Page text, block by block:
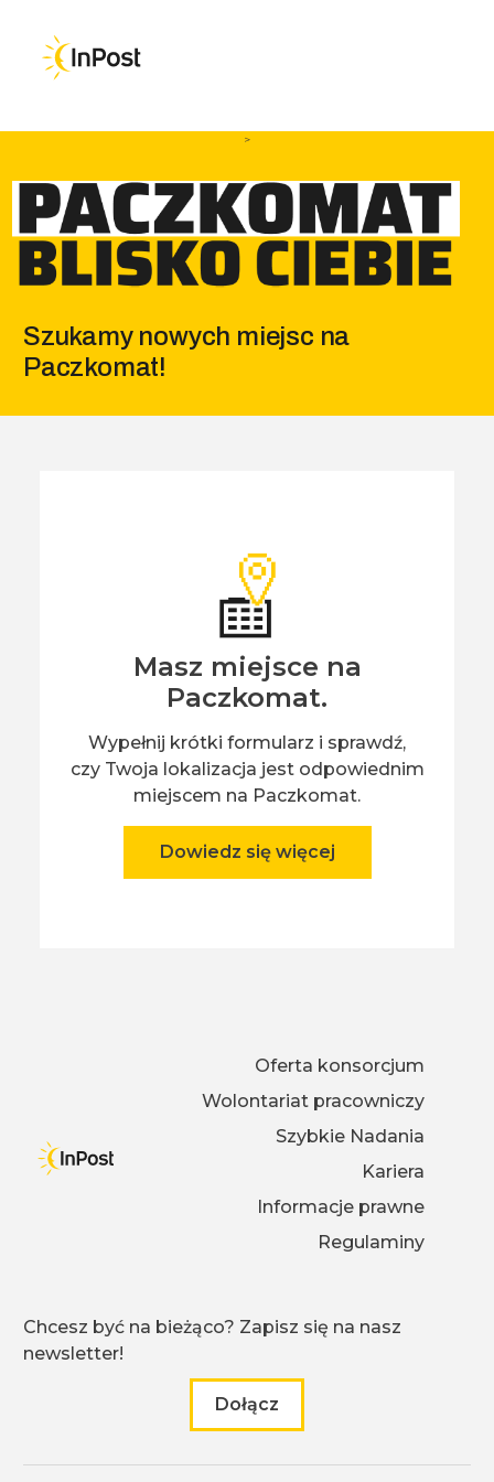
Przejdź do głównej nawigacji
Przejdź do treści
Przejdź do stopki
>
Szukamy nowych miejsc na
Paczkomat!
Masz miejsce na
Paczkomat.
Wypełnij krótki formularz i sprawdź,
czy Twoja lokalizacja jest odpowiednim
miejscem na Paczkomat.
Dowiedz się więcej
Oferta konsorcjum
Wolontariat pracowniczy
Szybkie Nadania
Kariera
Informacje prawne
Regulaminy
Chcesz być na bieżąco? Zapisz się na nasz
newsletter!
Dołącz
do naszego newslettera